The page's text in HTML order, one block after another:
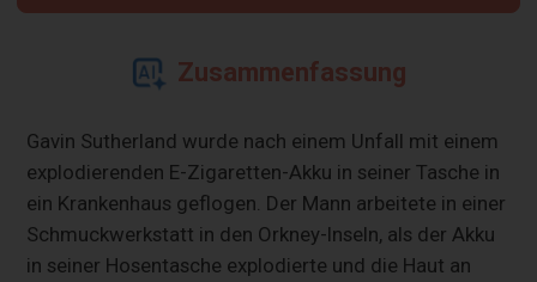
Zusammenfassung
Gavin Sutherland wurde nach einem Unfall mit einem
explodierenden E-Zigaretten-Akku in seiner Tasche in
ein Krankenhaus geflogen. Der Mann arbeitete in einer
Schmuckwerkstatt in den Orkney-Inseln, als der Akku
in seiner Hosentasche explodierte und die Haut an